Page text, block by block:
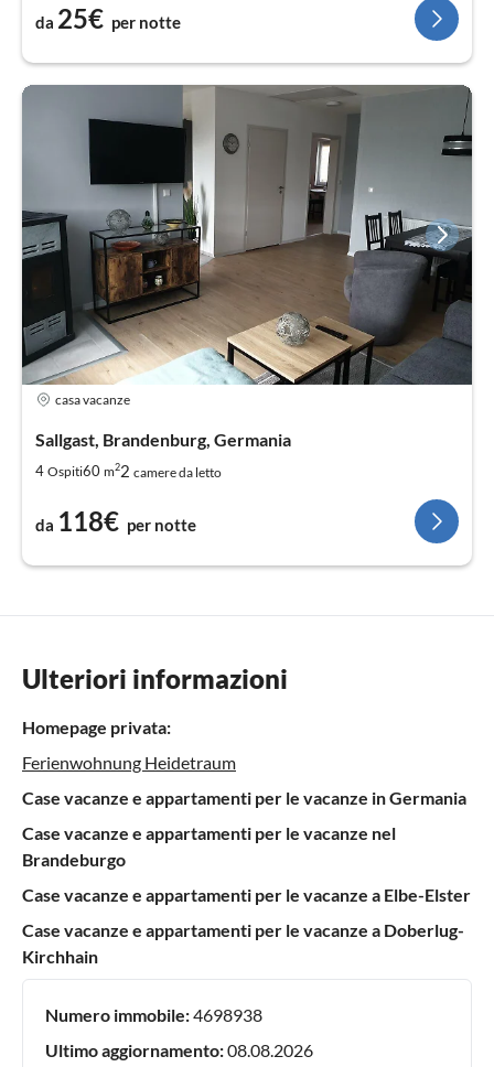
da 25€ per notte
casa vacanze
Sallgast, Brandenburg, Germania
4 Ospiti60 m22 camere da letto
da 118€ per notte
Ulteriori informazioni
Homepage privata:
Ferienwohnung Heidetraum
Case vacanze e appartamenti per le vacanze in Germania
Case vacanze e appartamenti per le vacanze nel
Brandeburgo
Case vacanze e appartamenti per le vacanze a Elbe-Elster
Case vacanze e appartamenti per le vacanze a Doberlug-
Kirchhain
Numero immobile:4698938
Ultimo aggiornamento:08.08.2026